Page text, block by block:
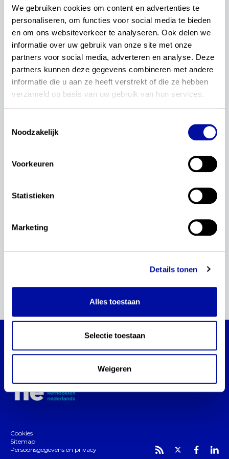
We gebruiken cookies om content en advertenties te
personaliseren, om functies voor social media te bieden
en om ons websiteverkeer te analyseren. Ook delen we
informatie over uw gebruik van onze site met onze
partners voor social media, adverteren en analyse. Deze
partners kunnen deze gegevens combineren met andere
informatie die u aan ze heeft verstrekt of die ze hebben
verzameld op basis van uw gebruik van hun services.
Noodzakelijk
Voorkeuren
Statistieken
Marketing
Details tonen
Alles toestaan
Selectie toestaan
Weigeren
1–1 van 1 artikelen
Praat mee over de
conceptkerndoelen Nederlands en
rekenen en wiskunde in de
onderwijspraktijk. Meld jouw
rekencoördinatoren en IB’ers (po, vo en (v)so) om
mee in gesprek te gaan over de conceptkerndoelen
Lees verder...
Concept kerndoelen
Actualisatie kerndoelen Nederlands
actualisatie van de kerndoelen Nederlands.
Cookies
Sitemap
Persoonsgegevens en privacy